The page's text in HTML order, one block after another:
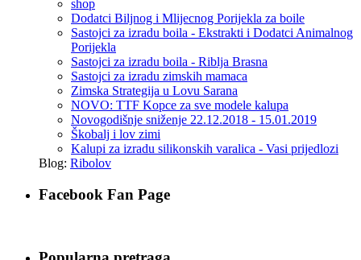
shop
Dodatci Biljnog i Mlijecnog Porijekla za boile
Sastojci za izradu boila - Ekstrakti i Dodatci Animalnog
Porijekla
Sastojci za izradu boila - Riblja Brasna
Sastojci za izradu zimskih mamaca
Zimska Strategija u Lovu Sarana
NOVO: TTF Kopce za sve modele kalupa
Novogodišnje sniženje 22.12.2018 - 15.01.2019
Škobalj i lov zimi
Kalupi za izradu silikonskih varalica - Vasi prijedlozi
Blog: Ribolov
Facebook Fan Page